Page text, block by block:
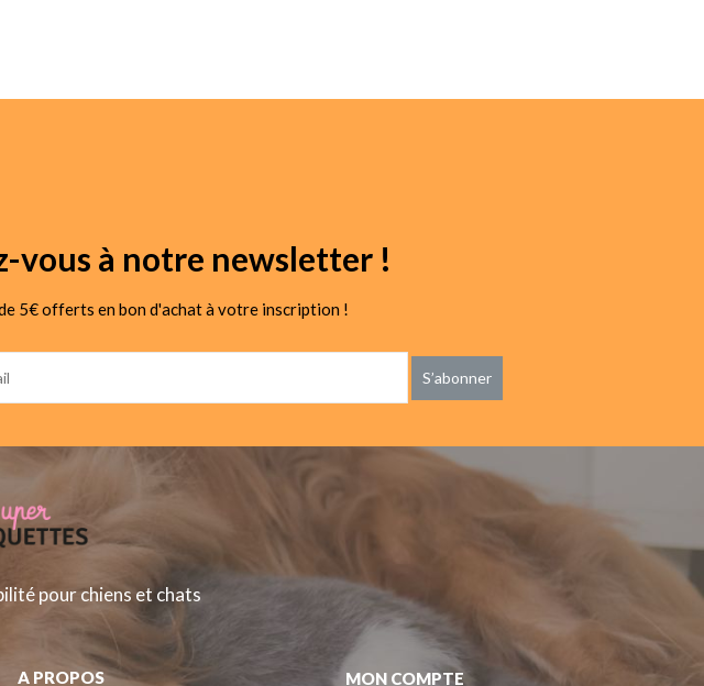
vous à notre newsletter !
5€ offerts en bon d'achat à votre inscription !
S’abonner
pour chiens et chats
A PROPOS MON COMPTE